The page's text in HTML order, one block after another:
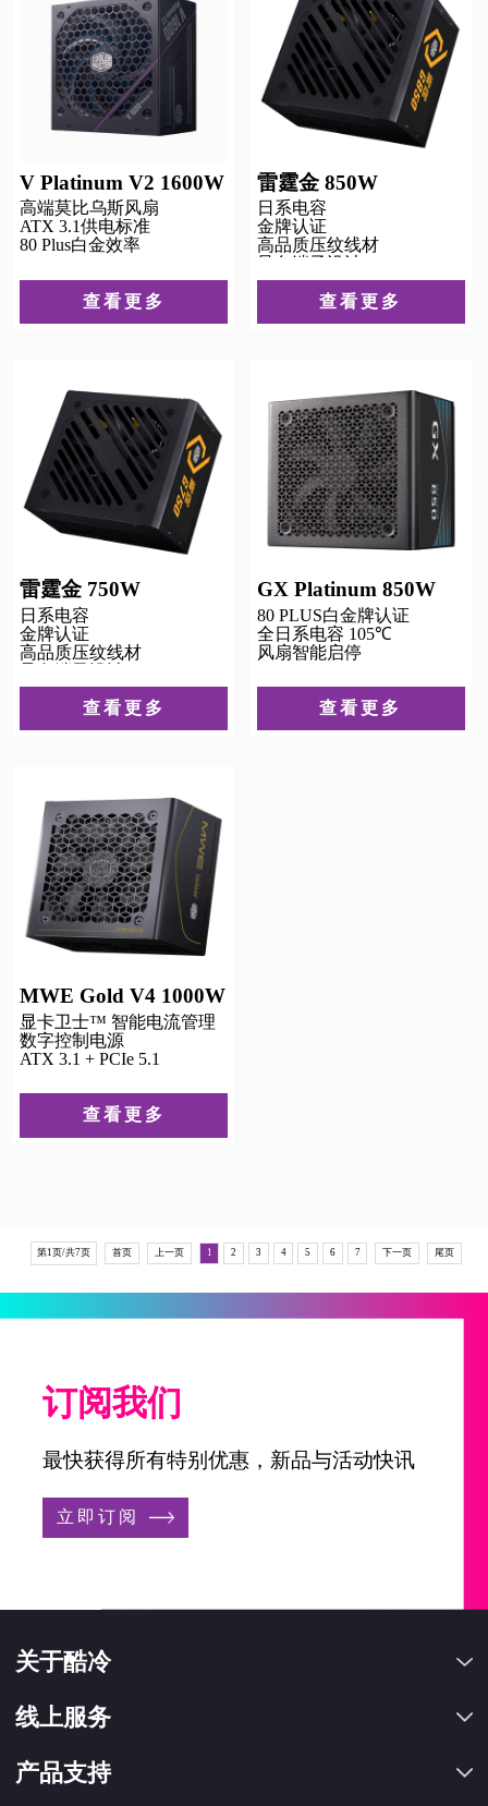
V Platinum V2 1600W
高端莫比乌斯风扇
ATX 3.1供电标准
80 Plus白金效率
查看更多
雷霆金 850W
日系电容
金牌认证
高品质压纹线材
异色端子设计
查看更多
雷霆金 750W
日系电容
金牌认证
高品质压纹线材
查看更多
GX Platinum 850W
80 PLUS白金牌认证
全日系电容 105℃
风扇智能启停
查看更多
MWE Gold V4 1000W
显卡卫士™ 智能电流管理
数字控制电源
ATX 3.1 + PCIe 5.1
查看更多
第1页/共7页 首页 上一页 1 2 3 4 5 6 7 下一页 尾页
订阅我们
最快获得所有特别优惠，新品与活动快讯
立即订阅
关于酷冷
线上服务
产品支持